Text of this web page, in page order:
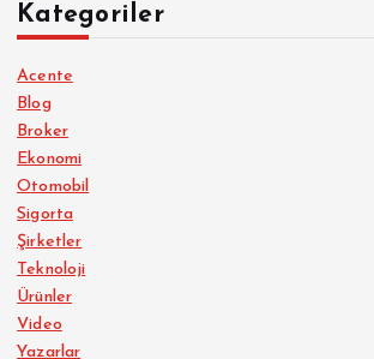
Kategoriler
Acente
Blog
Broker
Ekonomi
Otomobil
Sigorta
Şirketler
Teknoloji
Ürünler
Video
Yazarlar